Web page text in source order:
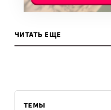
ЧИТАТЬ ЕЩЕ
ТЕМЫ